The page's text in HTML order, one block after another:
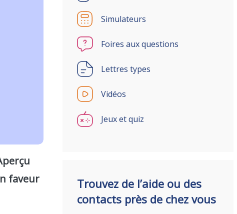
faveur
Simulateurs
Foires aux questions
Lettres types
Vidéos
Jeux et quiz
Trouvez de l’aide ou des
contacts près de chez vous